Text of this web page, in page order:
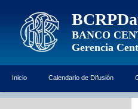
BANCO
Gerencia
Inicio Calendario de Difusión